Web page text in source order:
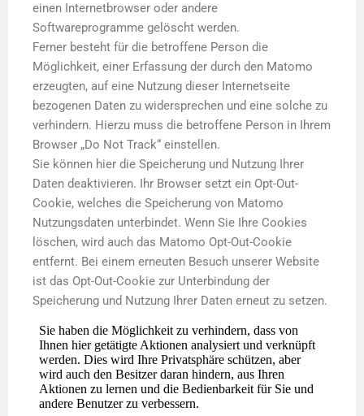
einen Internetbrowser oder andere
Softwareprogramme gelöscht werden.
Ferner besteht für die betroffene Person die
Möglichkeit, einer Erfassung der durch den Matomo
erzeugten, auf eine Nutzung dieser Internetseite
bezogenen Daten zu widersprechen und eine solche zu
verhindern. Hierzu muss die betroffene Person in Ihrem
Browser „Do Not Track“ einstellen.
Sie können hier die Speicherung und Nutzung Ihrer
Daten deaktivieren. Ihr Browser setzt ein Opt-Out-
Cookie, welches die Speicherung von Matomo
Nutzungsdaten unterbindet. Wenn Sie Ihre Cookies
löschen, wird auch das Matomo Opt-Out-Cookie
entfernt. Bei einem erneuten Besuch unserer Website
ist das Opt-Out-Cookie zur Unterbindung der
Speicherung und Nutzung Ihrer Daten erneut zu setzen.